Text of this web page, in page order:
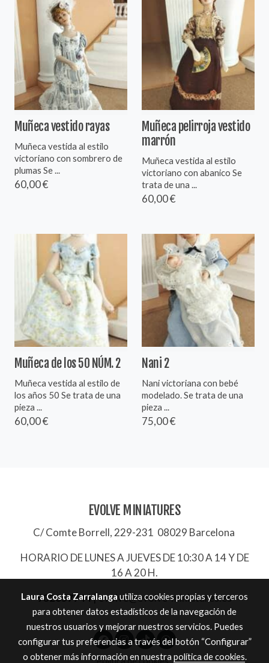
Muñeca vestido rayas
Muñeca vestida al estilo
victoriano con sombrero de
plumas Se ...
60,00 €
Muñeca pelirroja vestido
marrón
Muñeca vestida al estilo
victoriano con abanico Se
trata de una ...
60,00 €
Muñeca de los 50 NÚM. 2
Muñeca vestida al estilo de
los años 50 Se trata de una
pieza ...
60,00 €
Nani 2
Nani victoriana con bebé
modelado. Se trata de una
pieza ...
75,00 €
EVOLVE MINIATURES
C/ Comte Borrell, 229-231 08029 Barcelona
HORARIO DE LUNES A JUEVES DE 10:30 A 14 Y DE
16 A 20 H.
932657744|evolve@evolve-miniatures.es
Política de cookies
Laura Costa Zarralanga utiliza cookies propias y terceros
para obtener datos estadísticos de la navegación de
nuestros usuarios y mejorar nuestros servicios. Puedes
configurar tus preferencias a través del botón “Configurar”
o obtener más información en nuestra política de cookies.